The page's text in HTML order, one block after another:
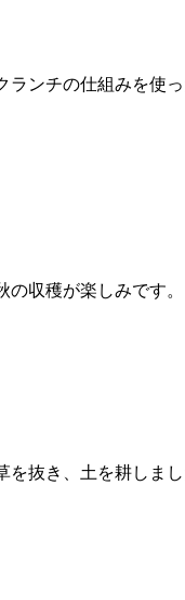
ンチの仕組みを使
収穫が楽しみです。
抜き、土を耕しま